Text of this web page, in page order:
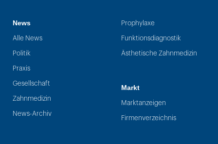
News
Alle News
Politik
Praxis
Gesellschaft
Zahnmedizin
News-Archiv
Prophylaxe
Funktionsdiagnostik
Ästhetische Zahnmedizin
Markt
Marktanzeigen
Firmenverzeichnis